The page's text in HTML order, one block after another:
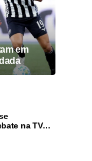
em
na TV